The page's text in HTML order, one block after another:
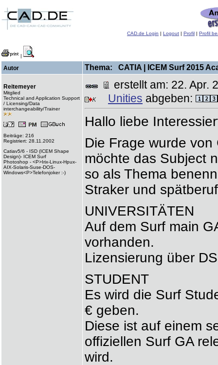
CAD.de Login | Logout | Profil | Profil
|
Autor Thema: CATIA | ICEM Surf 2015
Reitemeyer
Mitglied
Technical and Application Support
/ Licensing/Data
interchangeability/Trainer
Beiträge: 216
Registriert: 28.11.2002
Catiav5/6 - ISD (ICEM Shape
Design)- ICEM Surf
Photoshop - <P>Irix-Linux-Hpux-
AIX-Solaris-Suse-DOS-
Windows<P>Telefonjoker :-)
erstellt am: 22.
Unities abgeben:
Hallo liebe
Die Frage wurde
möchte das Subject
so als Thema
Straker und
UNIVERSITÄTEN
Auf dem Surf main
vorhanden.
Lizensierung über
STUDENT
Es wird die Surf
€ geben.
Diese ist auf einem
offiziellen Surf GA
wird.